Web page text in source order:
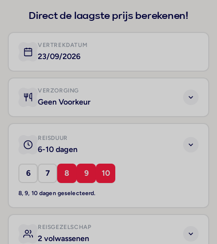
Direct de laagste prijs berekenen!
VERTREKDATUM
23/09/2026
VERZORGING
Geen Voorkeur
REISDUUR
6-10 dagen
6 7 8 9 10
8, 9, 10 dagen geselecteerd.
REISGEZELSCHAP
2 volwassenen